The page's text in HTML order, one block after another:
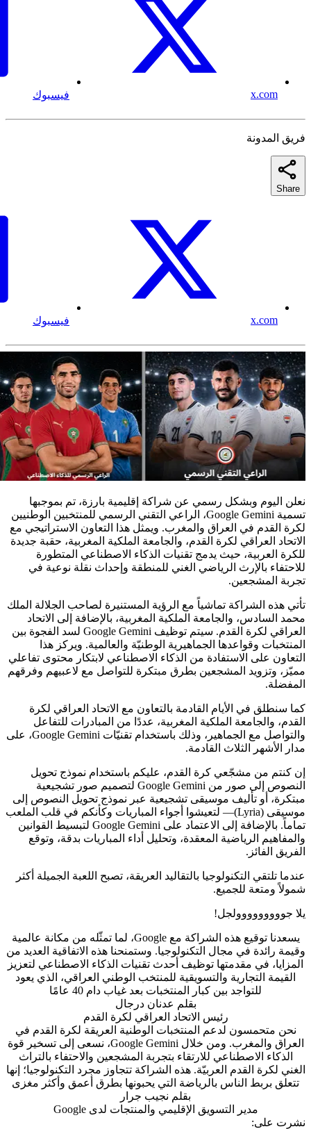
x.com فيسبوك
فريق المدونة
Share
x.com فيسبوك
نعلن اليوم وبشكل رسمي عن شراكة إقليمية بارزة، تم بموجبها
تسمية Google Gemini، الراعي التقني الرسمي للمنتخبين الوطنيين
لكرة القدم في العراق والمغرب. ويمثل هذا التعاون الاستراتيجي مع
الاتحاد العراقي لكرة القدم، والجامعة الملكية المغربية، حقبة جديدة
للكرة العربية، حيث يدمج تقنيات الذكاء الاصطناعي المتطورة
للاحتفاء بالإرث الرياضي الغني للمنطقة وإحداث نقلة نوعية في
تجربة المشجعين.
تأتي هذه الشراكة تماشياً مع الرؤية المستنيرة لصاحب الجلالة الملك
محمد السادس، والجامعة الملكية المغربية، بالإضافة إلى الاتحاد
العراقي لكرة القدم. سيتم توظيف Google Gemini لسد الفجوة بين
المنتخبات وقواعدها الجماهيرية الوطنيّة والعالمية. ويركز هذا
التعاون على الاستفادة من الذكاء الاصطناعي لابتكار محتوى تفاعلي
مميّز، وتزويد المشجعين بطرق مبتكرة للتواصل مع لاعبيهم وفرقهم
المفضلة.
كما سنطلق في الأيام القادمة بالتعاون مع الاتحاد العراقي لكرة
القدم، والجامعة الملكية المغربية، عددًا من المبادرات للتفاعل
والتواصل مع الجماهير، وذلك باستخدام تقنيّات Google Gemini، على
مدار الأشهر الثلاث القادمة.
إن كنتم من مشجّعي كرة القدم، عليكم باستخدام نموذج تحويل
النصوص إلى صور من Google Gemini لتصميم صور تشجيعية
مبتكرة، أو تأليف موسيقى تشجيعية عبر نموذج تحويل النصوص إلى
موسيقى (Lyria)— لتعيشوا أجواء المباريات وكأنكم في قلب الملعب
تماماً. بالإضافة إلى الاعتماد على Google Gemini لتبسيط القوانين
والمفاهيم الرياضية المعقدة، وتحليل أداء المباريات بدقة، وتوقع
الفريق الفائز.
عندما تلتقي التكنولوجيا بالتقاليد العريقة، تصبح اللعبة الجميلة أكثر
شمولاً ومتعة للجميع.
يلا جووووووووولجل!
يسعدنا توقيع هذه الشراكة مع Google، لما تمثّله من مكانة عالمية
وقيمة رائدة في مجال التكنولوجيا. وستمنحنا هذه الاتفاقية العديد من
المزايا، في مقدمتها توظيف أحدث تقنيات الذكاء الاصطناعي لتعزيز
القيمة التجارية والتسويقية للمنتخب الوطني العراقي، الذي يعود
للتواجد بين كبار المنتخبات بعد غياب دام 40 عامًا
بقلم عدنان درجال
رئيس الاتحاد العراقي لكرة القدم
نحن متحمسون لدعم المنتخبات الوطنية العريقة لكرة القدم في
العراق والمغرب. ومن خلال Google Gemini، نسعى إلى تسخير قوة
الذكاء الاصطناعي للارتقاء بتجربة المشجعين والاحتفاء بالتراث
الغني لكرة القدم العربيّة. هذه الشراكة تتجاوز مجرد التكنولوجيا؛ إنها
تتعلق بربط الناس بالرياضة التي يحبونها بطرق أعمق وأكثر مغزى
بقلم نجيب جرار
مدير التسويق الإقليمي والمنتجات لدى Google
نشرت على: